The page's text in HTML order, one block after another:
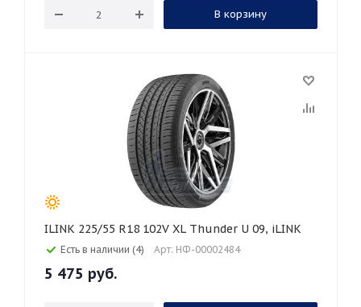
В корзину
ILINK 225/55 R18 102V XL Thunder U 09, iLINK
Есть в наличии (4) Арт: НФ-00002484
5 475 руб.